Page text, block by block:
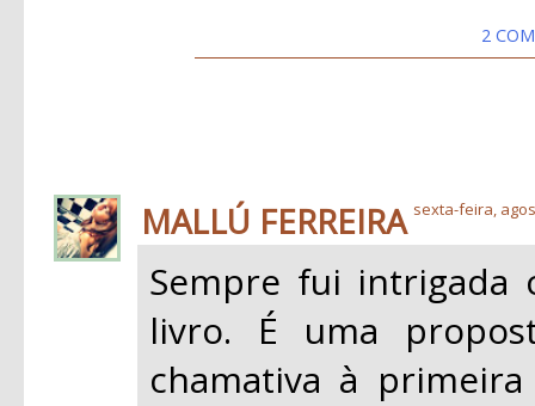
2
MALLÚ FERREIRA sexta-feira,
Sempre fui intrigada
livro. É uma
chamativa à